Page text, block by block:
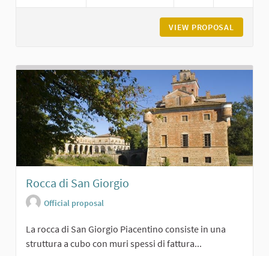
VIEW PROPOSAL
Rocca di San Giorgio
Official proposal
La rocca di San Giorgio Piacentino consiste in una
struttura a cubo con muri spessi di fattura...